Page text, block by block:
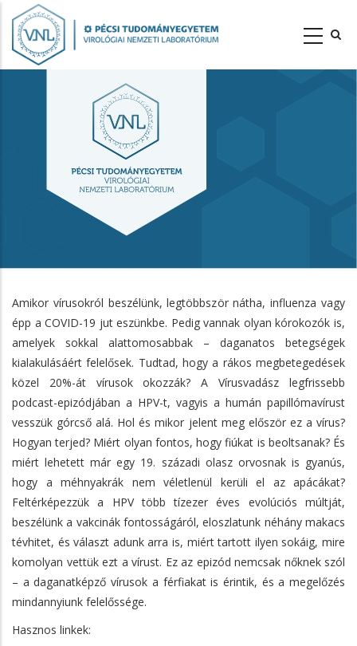
Ugrás
tartalomra
Amikor vírusokról beszélünk, legtöbbször nátha, influenza vagy
épp a COVID-19 jut eszünkbe. Pedig vannak olyan kórokozók is,
amelyek sokkal alattomosabbak – daganatos betegségek
kialakulásáért felelősek. Tudtad, hogy a rákos megbetegedések
közel 20%-át vírusok okozzák? A Vírusvadász legfrissebb
podcast-epizódjában a HPV-t, vagyis a humán papillómavírust
vesszük górcső alá. Hol és mikor jelent meg először ez a vírus?
Hogyan terjed? Miért olyan fontos, hogy fiúkat is beoltsanak? És
miért lehetett már egy 19. századi olasz orvosnak is gyanús,
hogy a méhnyakrák nem véletlenül kerüli el az apácákat?
Feltérképezzük a HPV több tízezer éves evolúciós múltját,
beszélünk a vakcinák fontosságáról, eloszlatunk néhány makacs
tévhitet, és választ adunk arra is, miért tartott ilyen sokáig, mire
komolyan vettük ezt a vírust. Ez az epizód nemcsak nőknek szól
– a daganatképző vírusok a férfiakat is érintik, és a megelőzés
mindannyiunk felelőssége.
Hasznos linkek: